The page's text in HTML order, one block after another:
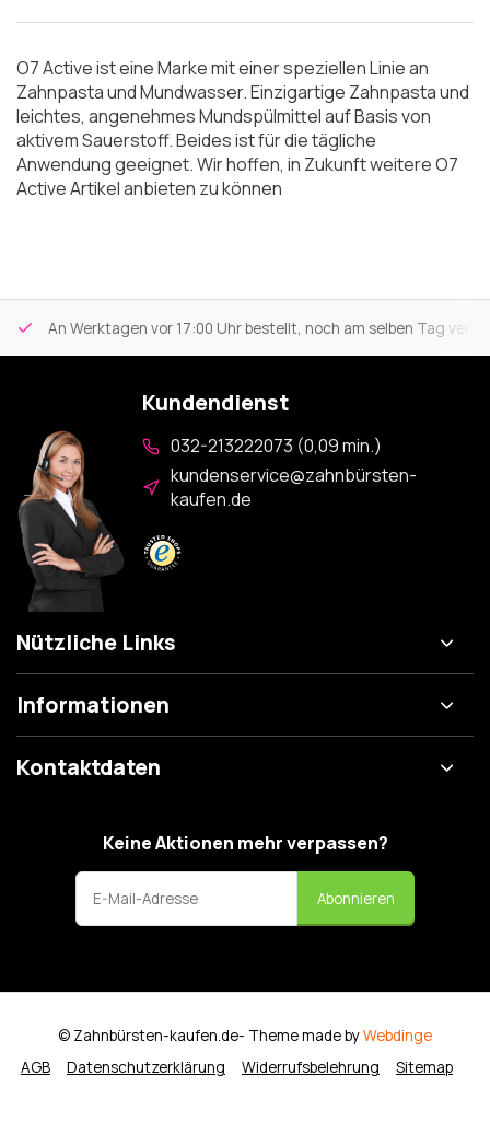
O7 Active ist eine Marke mit einer speziellen Linie an
Zahnpasta und Mundwasser. Einzigartige Zahnpasta und
leichtes, angenehmes Mundspülmittel auf Basis von
aktivem Sauerstoff. Beides ist für die tägliche
Anwendung geeignet. Wir hoffen, in Zukunft weitere O7
Active Artikel anbieten zu können
An Werktagen vor 17:00 Uhr bestellt, noch am selben Tag
Kundendienst
032-213222073 (0,09 min.)
kundenservice@zahnbürsten-
kaufen.de
Nützliche Links
Informationen
Kontaktdaten
Keine Aktionen mehr verpassen?
Abonnieren
AGB Datenschutzerklärung Widerrufsbelehrung Sitemap
© Zahnbürsten-kaufen.de- Theme made byWebdinge